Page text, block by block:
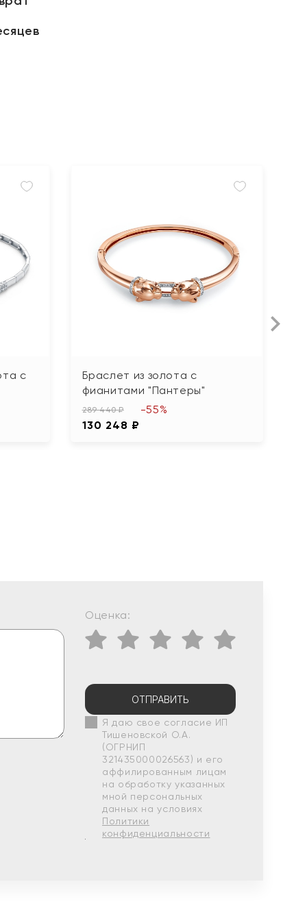
с
Браслет из золота с
фианитами "Пантеры"
289 440 ₽
130 248 ₽
-55%
Оценка:
ОТПРАВИТЬ
Я даю свое согласие ИП
Тишеновской О.А.
(ОГРНИП
321435000026563) и его
аффилированным лицам
на обработку указанных
мной персональных
данных на условиях
Политики
конфиденциальности